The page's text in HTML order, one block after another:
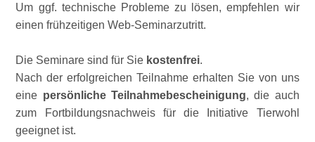
Um ggf. technische Probleme zu lösen, empfehlen wir
einen frühzeitigen Web-Seminarzutritt.
Die Seminare sind für Sie kostenfrei.
Nach der erfolgreichen Teilnahme erhalten Sie von uns
eine persönliche Teilnahmebescheinigung, die auch
zum Fortbildungsnachweis für die Initiative Tierwohl
geeignet ist.